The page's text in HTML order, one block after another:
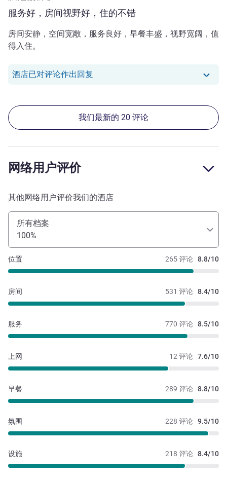
服务好，房间视野好，住的不错
房间安静，空间宽敞，服务良好，早餐丰盛，视野宽阔，值
得入住。
酒店已对评论作出回复 我们酒店已对 W. R. 的评论作出回复
我们最新的 20 评论
网络用户评价
其他网络用户评价我们的酒店
所有档案
100%
265 评论 8.8/10
位置
531 评论 8.4/10
房间
770 评论 8.5/10
服务
12 评论 7.6/10
上网
289 评论 8.8/10
早餐
228 评论 9.5/10
氛围
218 评论 8.4/10
设施